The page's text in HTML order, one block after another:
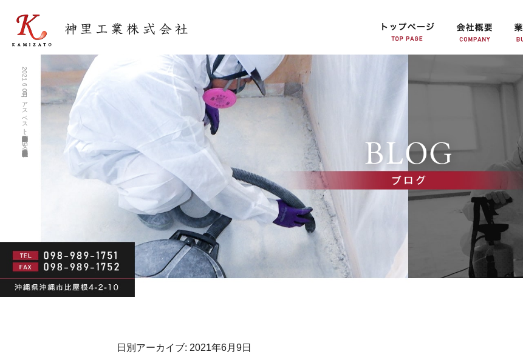
2021 6月 09|アスベスト除去調査・住宅解体工事が安い沖縄業者 神里工業株式会社
日別アーカイブ: 2021年6月9日